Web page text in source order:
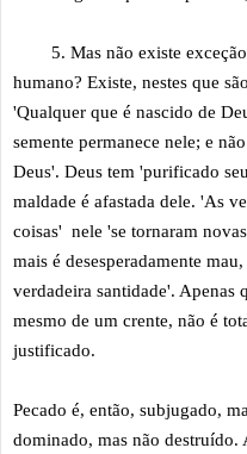
5. Mas não existe
humano? Existe, nestes que
'Qualquer que é nascido de
semente permanece nele; e
Deus'. Deus tem 'purificado
maldade é afastada dele. 'As
coisas' nele 'se tornaram
mais é desesperadamente
verdadeira santidade'. Apenas
mesmo de um crente, não é
justificado.
Pecado é, então, subjugado,
dominado, mas não destruído.